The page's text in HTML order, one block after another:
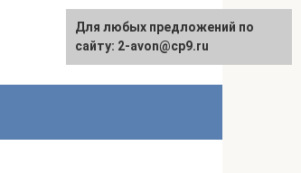
Для любых предложений по
сайту: 2-avon@cp9.ru